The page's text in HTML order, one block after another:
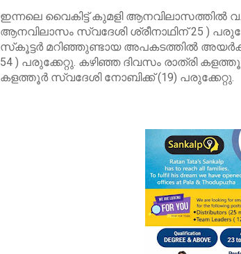
ഇന്നലെ വൈകിട്ട് കുമളി ആനവിലാസത്തിൽ
ആനവിലാസം സ്വദേശി ശ്രീനാഥിന് 25 )
സ്‌കൂട്ടർ മറിഞ്ഞുണ്ടായ അപകടത്തിൽ
54 ) പരുക്കേറ്റു. കഴിഞ്ഞ ദിവസം രാത്രി
കളത്തൂർ സ്വദേശി നോബിക്ക് (19) പരുക്കേറ്റു.